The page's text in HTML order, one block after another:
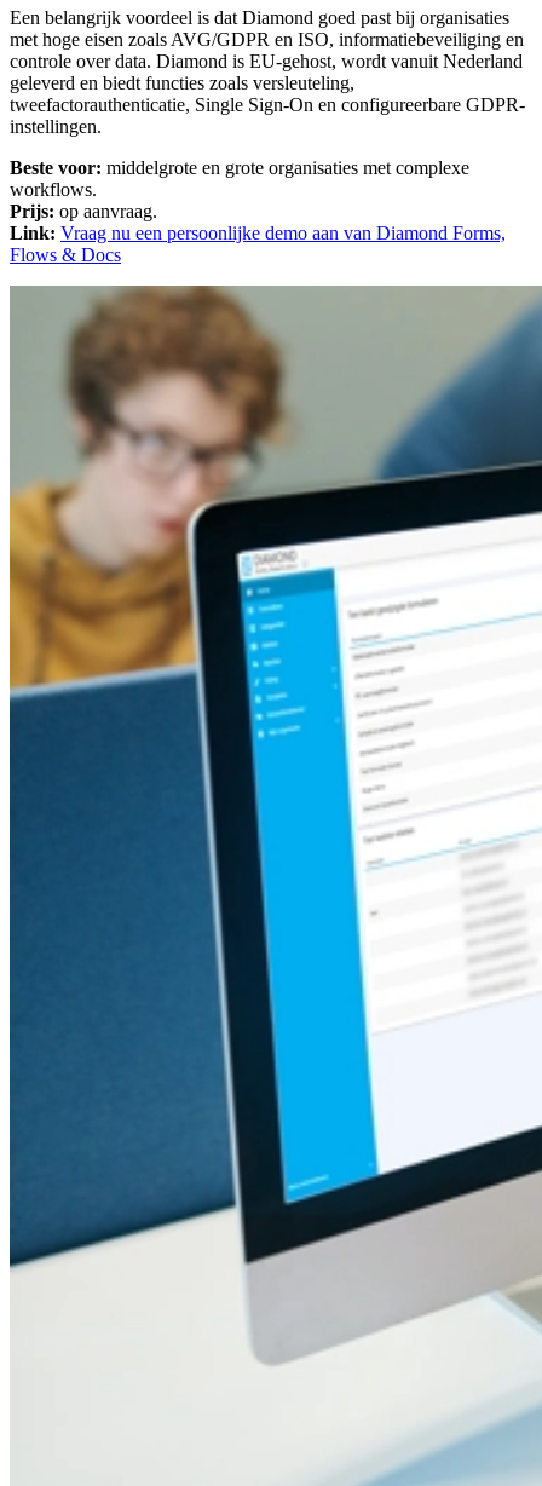
Een belangrijk voordeel is dat Diamond goed past bij organisaties
met hoge eisen zoals AVG/GDPR en ISO, informatiebeveiliging en
controle over data. Diamond is EU-gehost, wordt vanuit Nederland
geleverd en biedt functies zoals versleuteling,
tweefactorauthenticatie, Single Sign-On en configureerbare GDPR-
instellingen.
Beste voor: middelgrote en grote organisaties met complexe
workflows.
Prijs: op aanvraag.
Link: Vraag nu een persoonlijke demo aan van Diamond Forms,
Flows & Docs